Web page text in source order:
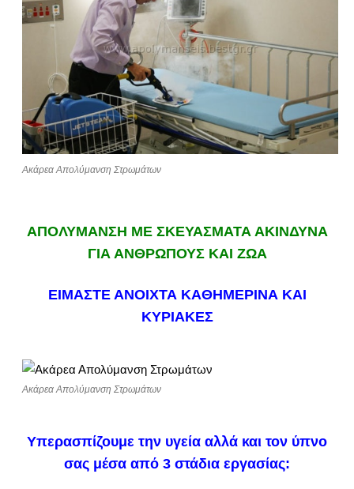
Ακάρεα Απολύμανση Στρωμάτων
ΑΠΟΛΥΜΑΝΣΗ ΜΕ ΣΚΕΥΑΣΜΑΤΑ ΑΚΙΝΔΥΝΑ
ΓΙΑ ΑΝΘΡΩΠΟΥΣ ΚΑΙ ΖΩΑ
ΕΙΜΑΣΤΕ ΑΝΟΙΧΤΑ ΚΑΘΗΜΕΡΙΝΑ ΚΑΙ
ΚΥΡΙΑΚΕΣ
Ακάρεα Απολύμανση Στρωμάτων
Υπερασπίζουμε την υγεία αλλά και τον ύπνο
σας μέσα από 3 στάδια εργασίας: